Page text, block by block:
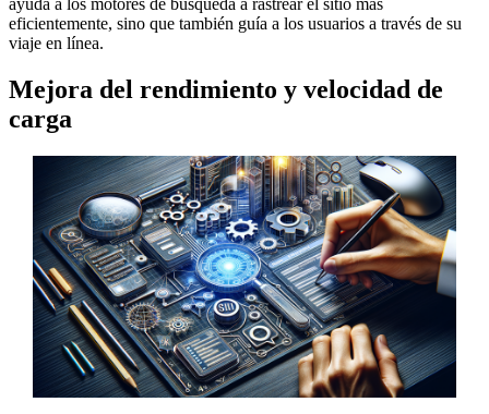
ayuda a los motores de búsqueda a rastrear el sitio más
eficientemente, sino que también guía a los usuarios a través de su
viaje en línea.
Mejora del rendimiento y velocidad de
carga